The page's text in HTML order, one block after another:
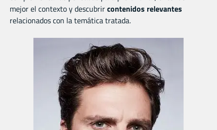
mejor el contexto y descubrircontenidos relevantes
relacionados con la temática tratada.